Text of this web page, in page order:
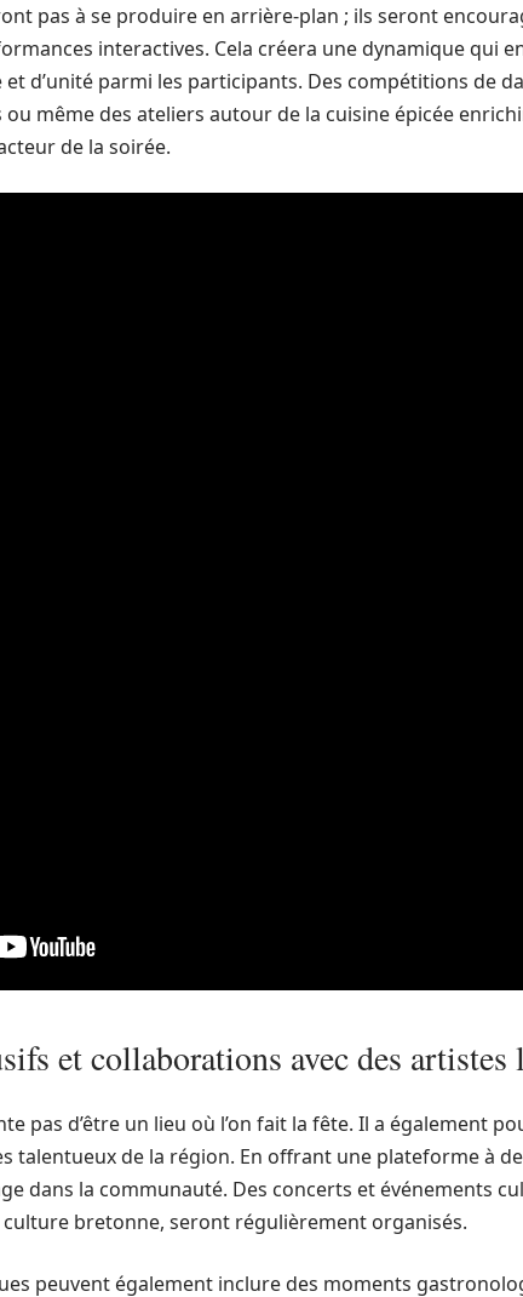
pas à se produire en arrière-plan ; ils seront
interactives. Cela créera une dynamique qui
d’unité parmi les participants. Des compétitions de
même des ateliers autour de la cuisine épicée
de la soirée.
et collaborations avec des artistes
pas d’être un lieu où l’on fait la fête. Il a également
talentueux de la région. En offrant une plateforme à
dans la communauté. Des concerts et événements
culture bretonne, seront régulièrement organisés.
peuvent également inclure des moments